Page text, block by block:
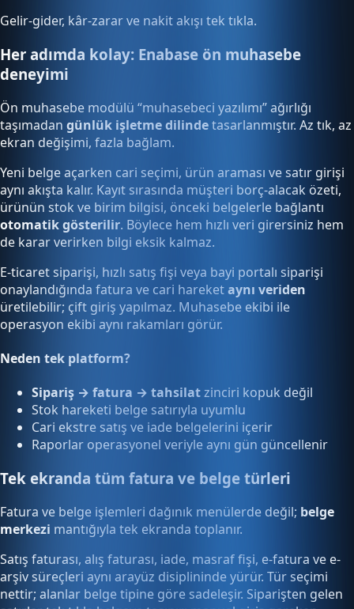
Gelir-gider, kâr-zarar ve nakit akışı tek tıkla.
Her adımda kolay: Enabase ön muhasebe
deneyimi
Ön muhasebe modülü “muhasebeci yazılımı” ağırlığı
taşımadan günlük işletme dilindetasarlanmıştır. Az tık, az
ekran değişimi, fazla bağlam.
Yeni belge açarken cari seçimi, ürün araması ve satır girişi
aynı akışta kalır. Kayıt sırasında müşteri borç-alacak özeti,
ürünün stok ve birim bilgisi, önceki belgelerle bağlantı
otomatik gösterilir. Böylece hem hızlı veri girersiniz hem
de karar verirken bilgi eksik kalmaz.
E-ticaret siparişi, hızlı satış fişi veya bayi portalı siparişi
onaylandığında fatura ve cari hareketaynı veriden
üretilebilir; çift giriş yapılmaz. Muhasebe ekibi ile
operasyon ekibi aynı rakamları görür.
Neden tek platform?
Sipariş → fatura → tahsilatzinciri kopuk değil
Stok hareketi belge satırıyla uyumlu
Cari ekstre satış ve iade belgelerini içerir
Raporlar operasyonel veriyle aynı gün güncellenir
Tek ekranda tüm fatura ve belge türleri
Fatura ve belge işlemleri dağınık menülerde değil; belge
merkezi mantığıyla tek ekranda toplanır.
Satış faturası, alış faturası, iade, masraf fişi, e-fatura ve e-
arşiv süreçleri aynı arayüz disiplininde yürür. Tür seçimi
nettir; alanlar belge tipine göre sadeleşir. Siparişten gelen